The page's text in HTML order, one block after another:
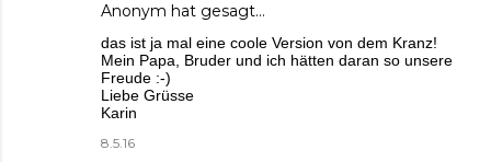
Anonym hat gesagt…
das ist ja mal eine coole Version von dem Kranz!
Mein Papa, Bruder und ich hätten daran so unsere
Freude :-)
Liebe Grüsse
Karin
8.5.16